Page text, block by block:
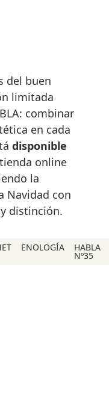
del buen
limitada
combinar
en cada
disponible
online
la
Navidad con
distinción.
ENOLOGÍA HABLA
Nº35